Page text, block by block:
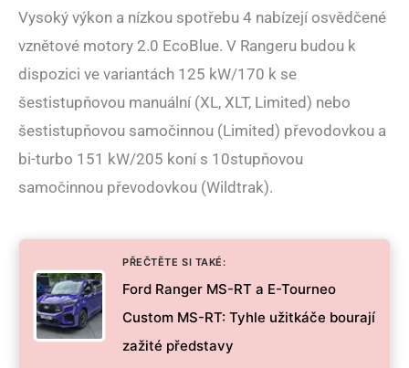
Vysoký výkon a nízkou spotřebu 4 nabízejí osvědčené
vznětové motory 2.0 EcoBlue. V Rangeru budou k
dispozici ve variantách 125 kW/170 k se
šestistupňovou manuální (XL, XLT, Limited) nebo
šestistupňovou samočinnou (Limited) převodovkou a
bi-turbo 151 kW/205 koní s 10stupňovou
samočinnou převodovkou (Wildtrak).
PŘEČTĚTE SI TAKÉ:
Ford Ranger MS-RT a E-Tourneo
Custom MS-RT: Tyhle užitkáče bourají
zažité představy